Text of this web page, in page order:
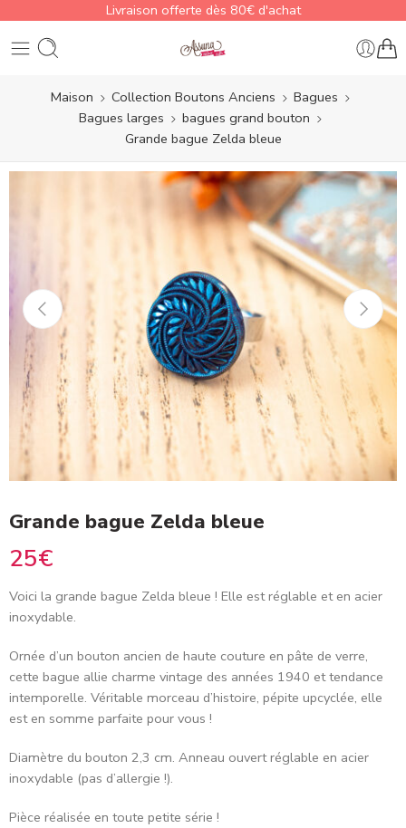
Livraison offerte dès 80€ d'achat
Maison Collection Boutons Anciens
Bagues
Bagues larges
bagues grand bouton
Grande bague Zelda bleue
Grande bague Zelda bleue
25€
Voici la grande bague Zelda bleue ! Elle est réglable et en acier
inoxydable.
Ornée d’un bouton ancien de haute couture en pâte de verre,
cette bague allie charme vintage des années 1940 et tendance
intemporelle. Véritable morceau d’histoire, pépite upcyclée, elle
est en somme parfaite pour vous !
Diamètre du bouton 2,3 cm. Anneau ouvert réglable en acier
inoxydable (pas d’allergie !).
Pièce réalisée en toute petite série !